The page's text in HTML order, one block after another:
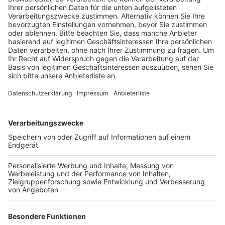
Veröffentlicht:Dienstag, 02.07.2024 11:21
Anzeige
Die Frau war in den 70er- und 80er-Jahren Opfer eines
wegen des sexuellen Missbrauchs an insgesamt neun
Mädchen verurteilt. Das Gericht hat heute zwar noch
keine Entscheidung verkündet, aber deutlich gemacht,
dass es wenig Chancen auf Erfolg für die Klägerin
sieht. Denn dass der Mann die Klägerin als
Pflegetochter aufnehmen durfte, sei eine
Entscheidung des Jugendamts gewesen, hieß es. Das
Bistum sei deshalb nicht verantwortlich. Die Frau hatte